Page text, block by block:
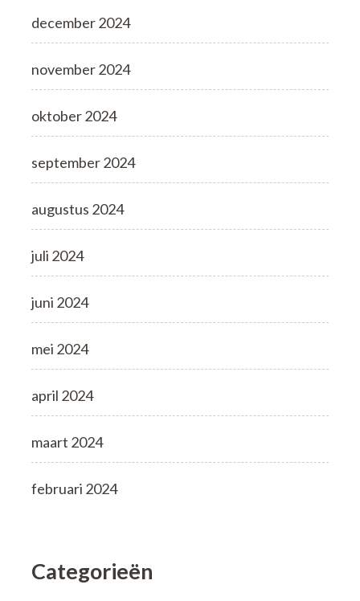
december 2024
november 2024
oktober 2024
september 2024
augustus 2024
juli 2024
juni 2024
mei 2024
april 2024
maart 2024
februari 2024
Categorieën